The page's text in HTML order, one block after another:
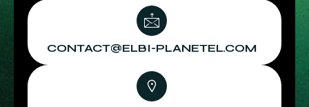
CONTACT@ELBI-PLANETEL.COM